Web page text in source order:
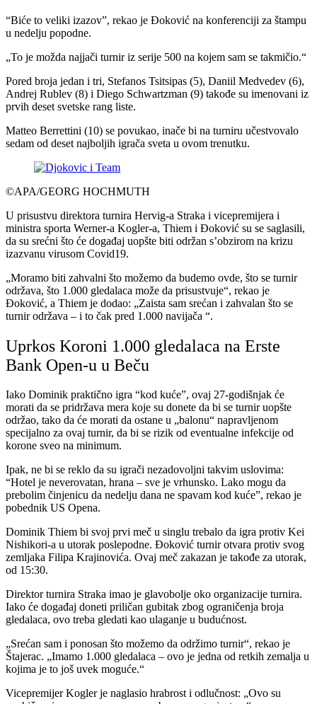
“Biće to veliki izazov”, rekao je Đoković na konferenciji za štampu
u nedelju popodne.
„To je možda najjači turnir iz serije 500 na kojem sam se takmičio.“
Pored broja jedan i tri, Stefanos Tsitsipas (5), Daniil Medvedev (6),
Andrej Rublev (8) i Diego Schwartzman (9) takođe su imenovani iz
prvih deset svetske rang liste.
Matteo Berrettini (10) se povukao, inače bi na turniru učestvovalo
sedam od deset najboljih igrača sveta u ovom trenutku.
©APA/GEORG HOCHMUTH
U prisustvu direktora turnira Hervig-a Straka i vicepremijera i
ministra sporta Werner-a Kogler-a, Thiem i Đoković su se saglasili,
da su srećni što će događaj uopšte biti održan s’obzirom na krizu
izazvanu virusom Covid19.
„Moramo biti zahvalni što možemo da budemo ovde, što se turnir
održava, što 1.000 gledalaca može da prisustvuje“, rekao je
Đoković, a Thiem je dodao: „Zaista sam srećan i zahvalan što se
turnir održava – i to čak pred 1.000 navijača “.
Uprkos Koroni 1.000 gledalaca na Erste
Bank Open-u u Beču
Iako Dominik praktično igra “kod kuće”, ovaj 27-godišnjak će
morati da se pridržava mera koje su donete da bi se turnir uopšte
održao, tako da će morati da ostane u „balonu“ napravljenom
specijalno za ovaj turnir, da bi se rizik od eventualne infekcije od
korone sveo na minimum.
Ipak, ne bi se reklo da su igrači nezadovoljni takvim uslovima:
“Hotel je neverovatan, hrana – sve je vrhunsko. Lako mogu da
prebolim činjenicu da nedelju dana ne spavam kod kuće”, rekao je
pobednik US Opena.
Dominik Thiem bi svoj prvi meč u singlu trebalo da igra protiv Kei
Nishikori-a u utorak poslepodne. Đoković turnir otvara protiv svog
zemljaka Filipa Krajinovića. Ovaj meč zakazan je takođe za utorak,
od 15:30.
Direktor turnira Straka imao je glavobolje oko organizacije turnira.
Iako će događaj doneti priličan gubitak zbog ograničenja broja
gledalaca, ovo treba gledati kao ulaganje u budućnost.
„Srećan sam i ponosan što možemo da održimo turnir“, rekao je
Štajerac. „Imamo 1.000 gledalaca – ovo je jedna od retkih zemalja u
kojima je to još uvek moguće.“
Vicepremijer Kogler je naglasio hrabrost i odlučnost: „Ovo su